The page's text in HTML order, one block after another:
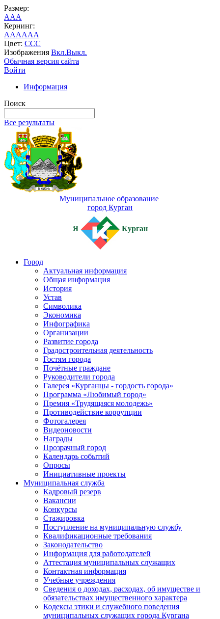
Размер:
AAA
Кернинг:
AAAAAA
Цвет: CCC
Изображения Вкл.Выкл.
Обычная версия сайта
Войти
Информация
Поиск
Все результаты
Муниципальное образование
город Курган
Я Курган
Город
Актуальная информация
Общая информация
История
Устав
Символика
Экономика
Инфографика
Организации
Развитие города
Градостроительная деятельность
Гостям города
Почётные граждане
Руководители города
Галерея «Курганцы - гордость города»
Программа «Любимый город»
Премия «Трудящаяся молодежь»
Противодействие коррупции
Фотогалерея
Видеоновости
Награды
Прозрачный город
Календарь событий
Опросы
Инициативные проекты
Муниципальная служба
Кадровый резерв
Вакансии
Конкурсы
Стажировка
Поступление на муниципальную службу
Квалификационные требования
Законодательство
Информация для работодателей
Аттестация муниципальных служащих
Контактная информация
Учебные учреждения
Сведения о доходах, расходах, об имуществе и
обязательствах имущественного характера
Кодексы этики и служебного поведения
муниципальных служащих города Кургана